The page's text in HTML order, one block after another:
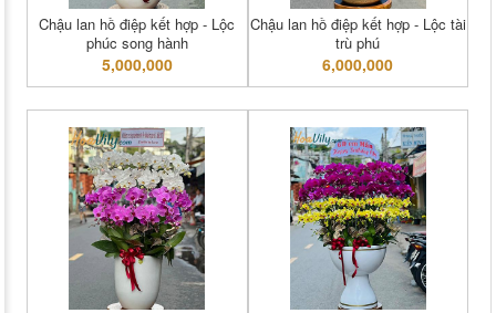
Chậu lan hồ điệp kết hợp - Lộc
phúc song hành
5,000,000
Chậu lan hồ điệp kết hợp - Lộc tài
trù phú
6,000,000